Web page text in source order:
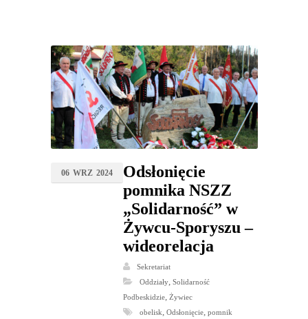
06 WRZ 2024
Odsłonięcie
pomnika NSZZ
„Solidarność” w
Żywcu-Sporyszu –
wideorelacja
Sekretariat
Oddziały, Solidarność
Podbeskidzie, Żywiec
obelisk, Odsłonięcie, pomnik